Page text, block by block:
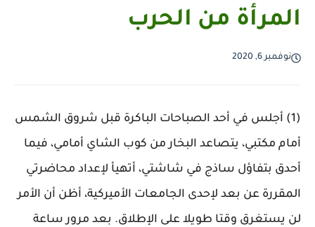
المرأة من الحرب
نوفمبر 6, 2020
(1) أجلس في أحد الصباحات الباكرة قبل شروق الشمس
أمام مكتبي، يتصاعد البخار من كوب الشاي أمامي، فيما
أحدق بتفاؤل ساذج في شاشتي، أتهيأ لإعداد محاضرتي
المقررة عن بعد لإحدى الجامعات الأميركية، أظن أن الأمر
لن يستغرق وقتا طويلا على الإطلاق. بعد مرور ساعة